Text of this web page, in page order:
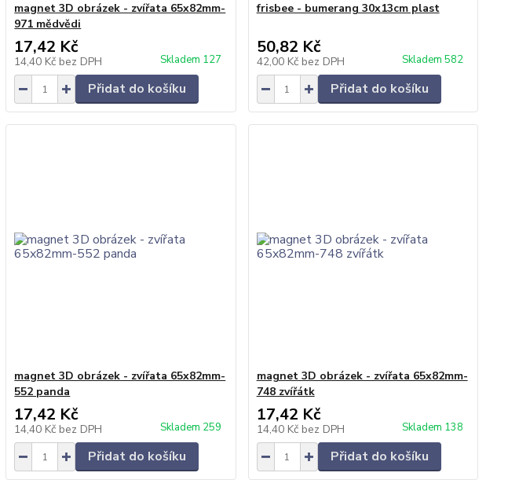
magnet 3D obrázek - zvířata 65x82mm-
971 mědvědi
17,42 Kč
14,40 Kč bez DPH Skladem 127
Přidat do košíku
frisbee - bumerang 30x13cm plast
50,82 Kč
42,00 Kč bez DPH Skladem 582
Přidat do košíku
magnet 3D obrázek - zvířata 65x82mm-
552 panda
17,42 Kč
14,40 Kč bez DPH Skladem 259
Přidat do košíku
magnet 3D obrázek - zvířata 65x82mm-
748 zvířátk
17,42 Kč
14,40 Kč bez DPH Skladem 138
Přidat do košíku